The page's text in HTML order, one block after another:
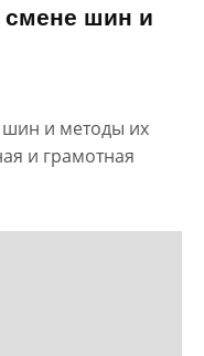
шин и
и методы их
и грамотная